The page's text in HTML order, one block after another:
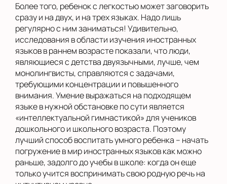
Более того, ребенок с легкостью может заговорить
сразу и на двух, и на трех языках. Надо лишь
регулярно с ним заниматься! Удивительно,
исследования в области изучения иностранных
языков в раннем возрасте показали, что люди,
являющиеся с детства двуязычными, лучше, чем
монолингвисты, справляются с задачами,
требующими концентрации и повышенного
внимания. Умение выражаться на подходящем
языке в нужной обстановке по сути является
«интеллектуальной гимнастикой» для учеников
дошкольного и школьного возраста. Поэтому
лучший способ воспитать умного ребенка – начать
погружение в мир иностранных языков как можно
раньше, задолго до учебы в школе: когда он еще
только учится воспринимать свою родную речь на